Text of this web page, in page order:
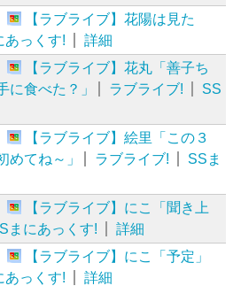
【ラブライブ】花陽は見た
あっくす!
詳細
【ラブライブ】花丸「善子ち
に食べた？」
ラブライブ!
SS
【ラブライブ】絵里「この３
めてね～」
ラブライブ!
SSま
【ラブライブ】にこ「聞き上
まにあっくす!
詳細
【ラブライブ】にこ「予定」
あっくす!
詳細